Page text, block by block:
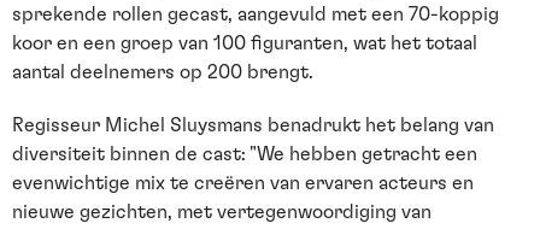
sprekende rollen gecast, aangevuld met een 70-koppig
koor en een groep van 100 figuranten, wat het totaal
aantal deelnemers op 200 brengt.
Regisseur Michel Sluysmans benadrukt het belang van
diversiteit binnen de cast: "We hebben getracht een
evenwichtige mix te creëren van ervaren acteurs en
nieuwe gezichten, met vertegenwoordiging van